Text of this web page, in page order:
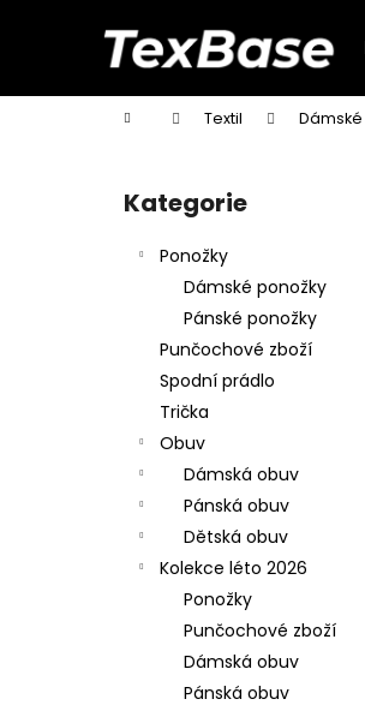
Domů Textil
Přeskočit
kategorie
Kategorie
Ponožky
Dámské ponožky
Pánské ponožky
Punčochové zboží
Spodní prádlo
Trička
Obuv
Dámská obuv
Pánská obuv
Dětská obuv
Kolekce léto 2026
Ponožky
Punčochové zboží
Dámská obuv
Pánská obuv
í
Zpět
do
Zpět
do